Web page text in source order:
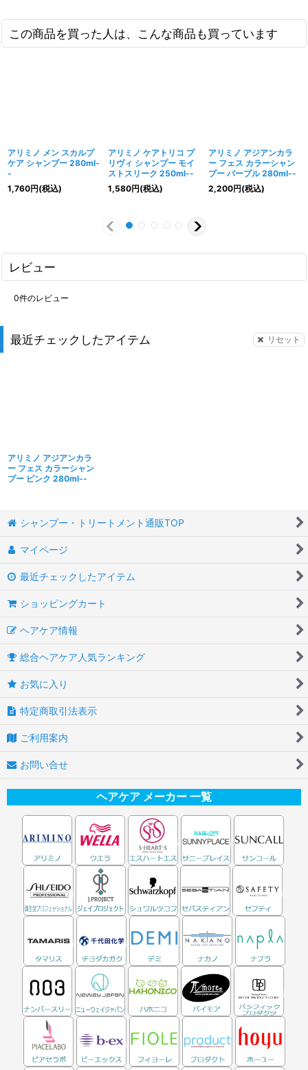
この商品を買った人は、こんな商品も買っています
アリミノ メン スカルプ
ケア シャンプー 280ml-
-
1,760円(税込)
アリミノ ケアトリコ プ
リヴィ シャンプー モイ
ストスリーク 250ml--
1,580円(税込)
アリミノ アジアンカラ
ー フェス カラーシャン
プー パープル 280ml--
2,200円(税込)
レビュー
0件のレビュー
最近チェックしたアイテム リセット
アリミノ アジアンカラ
ー フェス カラーシャン
プー ピンク 280ml--
シャンプー・トリートメント通販TOP
マイページ
最近チェックしたアイテム
ショッピングカート
ヘアケア情報
総合ヘアケア人気ランキング
お気に入り
特定商取引法表示
ご利用案内
お問い合せ
ヘアケア メーカー 一覧